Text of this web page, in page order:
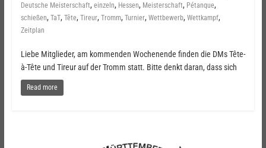
Deutsche Meisterschaft, einzeln, Hessen, Meisterschaft, Pétanque,
schießen, TaT, Tête, Tireur, Tromm, Turnier, Wettbewerb, Wettkampf,
Zeitplan
Liebe Mitglieder, am kommenden Wochenende finden die DMs Tête-
à-Tête und Tireur auf der Tromm statt. Bitte denkt daran, dass sich
Read more